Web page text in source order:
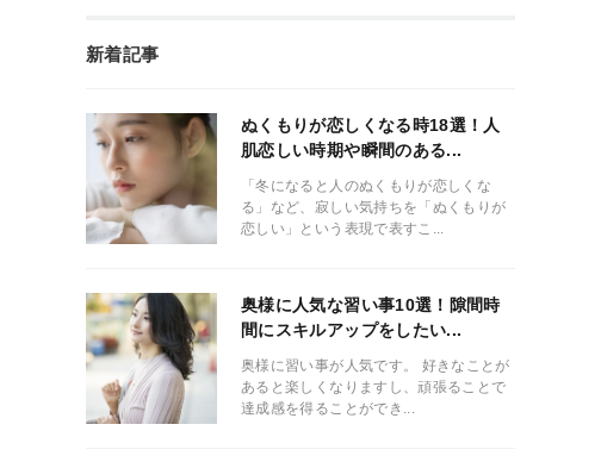
新着記事
ぬくもりが恋しくなる時18選！人
肌恋しい時期や瞬間のある...
「冬になると人のぬくもりが恋しくな
る」など、寂しい気持ちを「ぬくもりが
恋しい」という表現で表すこ...
奥様に人気な習い事10選！隙間時
間にスキルアップをしたい...
奥様に習い事が人気です。 好きなことが
あると楽しくなりますし、頑張ることで
達成感を得ることができ...